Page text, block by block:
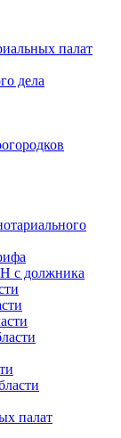
палат
дела
с должника
палат